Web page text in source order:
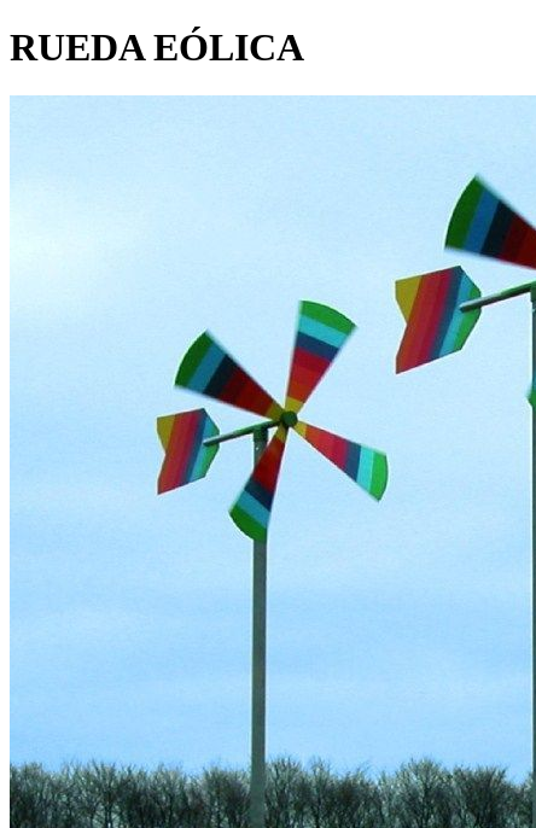
RUEDA EÓLICA